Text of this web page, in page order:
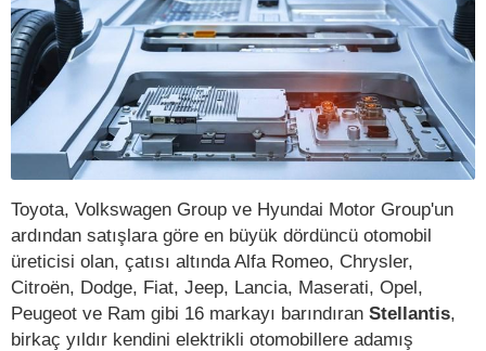
Toyota, Volkswagen Group ve Hyundai Motor Group'un
ardından satışlara göre en büyük dördüncü otomobil
üreticisi olan, çatısı altında Alfa Romeo, Chrysler,
Citroën, Dodge, Fiat, Jeep, Lancia, Maserati, Opel,
Peugeot ve Ram gibi 16 markayı barındıran Stellantis,
birkaç yıldır kendini elektrikli otomobillere adamış